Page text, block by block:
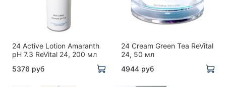
24 Active Lotion Amaranth
pH 7.3 ReVital 24, 200 мл
5376 руб
24 Cream Green Tea ReVital
24, 50 мл
4944 руб